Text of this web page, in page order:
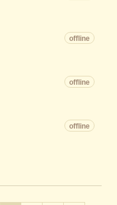
offline
offline
offline